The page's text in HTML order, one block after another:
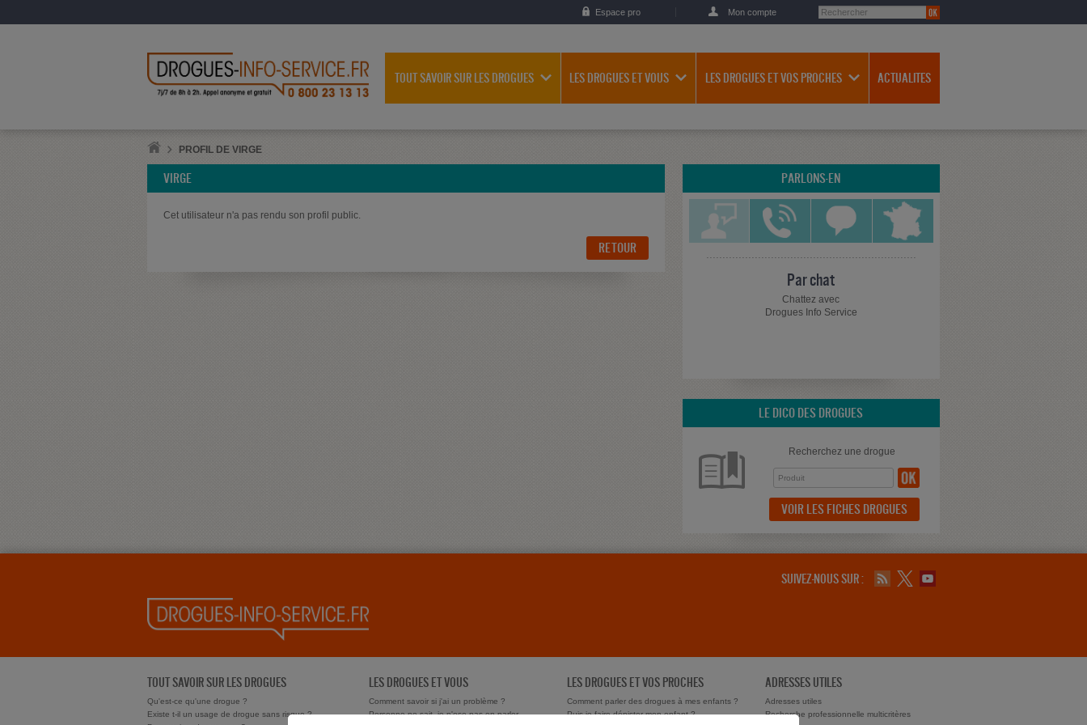
Espace pro Mon compte
TOUT SAVOIR SUR LES DROGUES LES DROGUES ET VOUS LES DROGUES ET VOS PROCHES ACTUALITES
PROFIL DE VIRGE
VIRGE
Cet utilisateur n'a pas rendu son profil public.
RETOUR
PARLONS-EN
Par chat
Chattez avec
Drogues Info Service
LE DICO DES DROGUES
Recherchez une drogue
VOIR LES FICHES DROGUES
SUIVEZ-NOUS SUR :
TOUT SAVOIR SUR LES DROGUES
Qu'est-ce qu'une drogue ?
Existe t-il un usage de drogue sans risque ?
LES DROGUES ET VOUS
Comment savoir si j'ai un problème ?
Personne ne sait, je n'ose pas en parler
LES DROGUES ET VOS PROCHES
Comment parler des drogues à mes enfants ?
Puis-je faire dépister mon enfant ?
ADRESSES UTILES
Adresses utiles
Recherche professionnelle multicritères